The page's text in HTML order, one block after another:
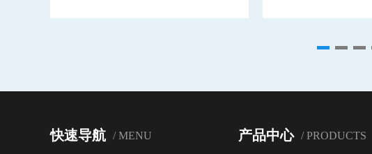
快速导航 / MENU 产品中心 / PRODUCTS